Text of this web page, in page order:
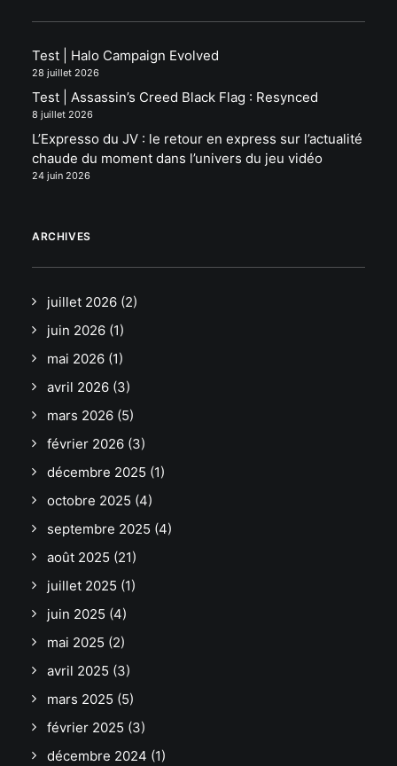
Test | Halo Campaign Evolved
28 juillet 2026
Test | Assassin’s Creed Black Flag : Resynced
8 juillet 2026
L’Expresso du JV : le retour en express sur l’actualité
chaude du moment dans l’univers du jeu vidéo
24 juin 2026
ARCHIVES
juillet 2026 (2)
juin 2026 (1)
mai 2026 (1)
avril 2026 (3)
mars 2026 (5)
février 2026 (3)
décembre 2025 (1)
octobre 2025 (4)
septembre 2025 (4)
août 2025 (21)
juillet 2025 (1)
juin 2025 (4)
mai 2025 (2)
avril 2025 (3)
mars 2025 (5)
février 2025 (3)
décembre 2024 (1)